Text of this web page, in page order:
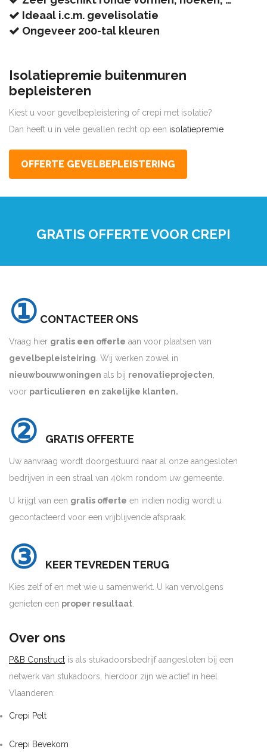
Ideaal i.c.m. gevelisolatie
Ongeveer 200-tal kleuren
Isolatiepremie buitenmuren
bepleisteren
Kiest u voor gevelbepleistering of crepi met isolatie?
Dan heeft u in vele gevallen recht op een isolatiepremie
OFFERTE GEVELBEPLEISTERING
GRATIS OFFERTE VOOR CREPI
① CONTACTEER ONS
Vraag hier gratis een offerte aan voor plaatsen van
gevelbepleisteiring. Wij werken zowel in
nieuwbouwwoningen als bij renovatieprojecten,
voor particulieren en zakelijke klanten.
② GRATIS OFFERTE
Uw aanvraag wordt doorgestuurd naar al onze aangesloten
bedrijven in een straal van 40km rondom uw gemeente.
U krijgt van een gratis offerte en indien nodig wordt u
gecontacteerd voor een vrijblijvende afspraak.
③ KEER TEVREDEN TERUG
Kies zelf of en met wie u samenwerkt. U kan vervolgens
genieten een proper resultaat.
Over ons
P&B Construct is als stukadoorsbedrijf aangesloten bij een
netwerk van stukadoors, hierdoor zijn we actief in heel
Vlaanderen:
Crepi Pelt
Crepi Bevekom